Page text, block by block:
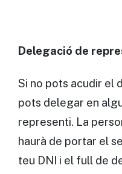
Delegació de
Si no pots acudir el
pots delegar en
representi. La
haurà de portar el
teu DNI i el full de